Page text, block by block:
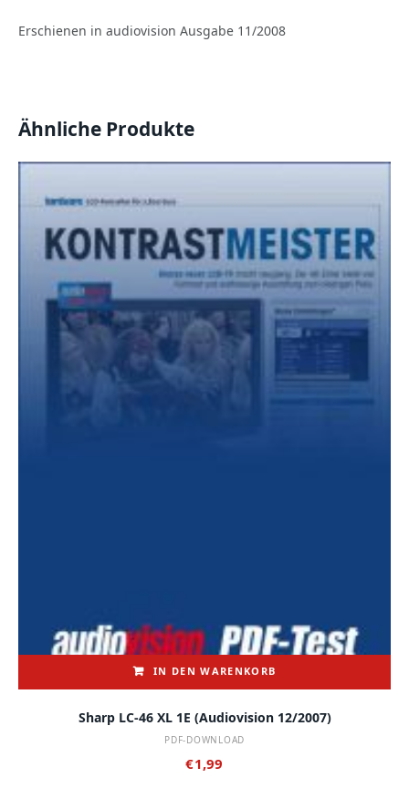
Erschienen in audiovision Ausgabe 11/2008
Ähnliche Produkte
IN DEN WARENKORB
Sharp LC-46 XL 1E (audiovision 12/2007)
PDF-DOWNLOAD
€1,99